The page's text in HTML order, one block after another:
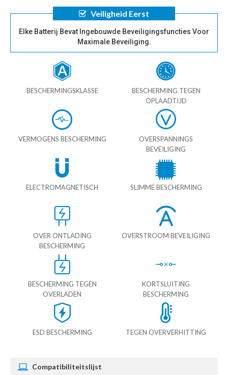
Veiligheid Eerst
Elke Batterij Bevat Ingebouwde Beveiligingsfuncties Voor
Maximale Beveiliging.
BESCHERMINGSKLASSE
BESCHERMING TEGEN
OPLAADTIJD
VERMOGENS BESCHERMING
OVERSPANNINGS
BEVEILIGING
ELECTROMAGNETISCH SLIMME BESCHERMING
OVER ONTLADING
BESCHERMING
OVERSTROOM BEVEILIGING
BESCHERMING TEGEN
OVERLADEN
KORTSLUITING
BESCHERMING
ESD BESCHERMING TEGEN OVERVERHITTING
Compatibiliteitslijst